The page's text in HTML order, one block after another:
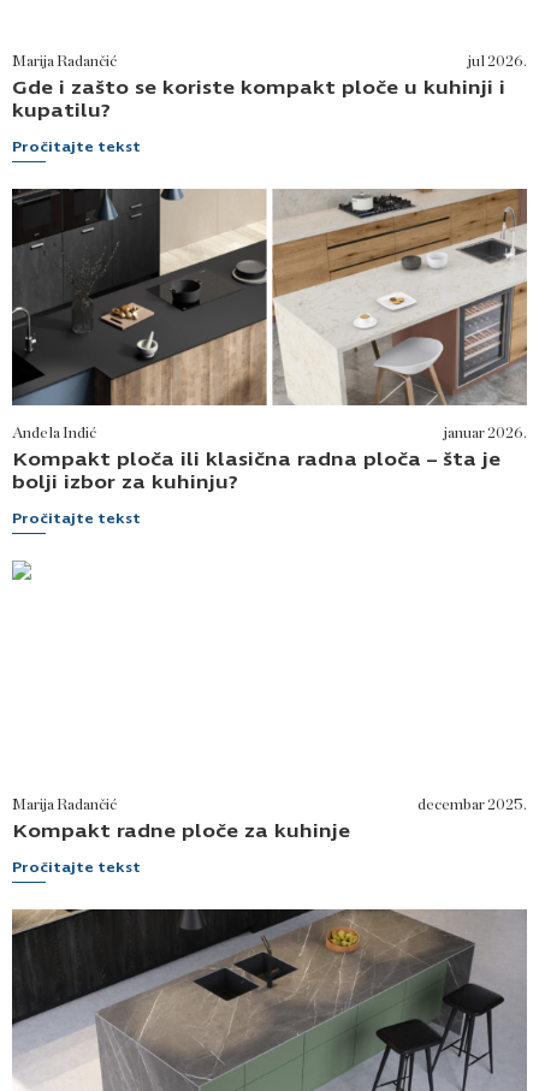
Marija Radančić jul 2026.
Gde i zašto se koriste kompakt ploče u kuhinji i
kupatilu?
Pročitajte tekst
Anđela Inđić januar 2026.
Kompakt ploča ili klasična radna ploča – šta je
bolji izbor za kuhinju?
Pročitajte tekst
Marija Radančić decembar 2025.
Kompakt radne ploče za kuhinje
Pročitajte tekst